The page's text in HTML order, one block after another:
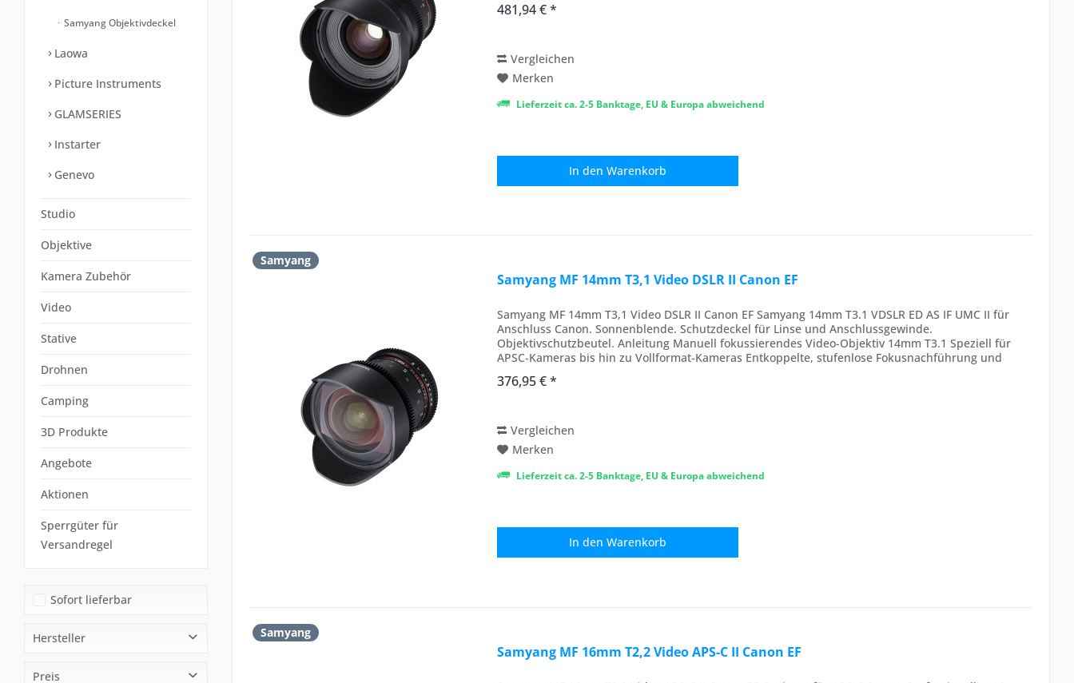
Samyang Objektivdeckel
Laowa
Picture Instruments
GLAMSERIES
Instarter
Genevo
Studio
Objektive
Kamera Zubehör
Video
Stative
Drohnen
Camping
3D Produkte
Angebote
Aktionen
Sperrgüter für
Versandregel
Sofort lieferbar
Hersteller
LAOWA
Preis
481,94 € *
Vergleichen
Merken
Lieferzeit ca. 2-5 Banktage, EU & Europa abweichend
In den Warenkorb
Samyang
Samyang MF 14mm T3,1 Video DSLR II Canon EF
Samyang MF 14mm T3,1 Video DSLR II Canon EF Samyang 14mm T3.1 VDSLR ED AS IF UMC II für
Anschluss Canon. Sonnenblende. Schutzdeckel für Linse und Anschlussgewinde.
Objektivschutzbeutel. Anleitung Manuell fokussierendes Video-Objektiv 14mm T3.1 Speziell für
APSC-Kameras bis hin zu Vollformat-Kameras Entkoppelte, stufenlose Fokusnachführung und
376,95 € *
Vergleichen
Merken
Lieferzeit ca. 2-5 Banktage, EU & Europa abweichend
In den Warenkorb
Samyang
Samyang MF 16mm T2,2 Video APS-C II Canon EF